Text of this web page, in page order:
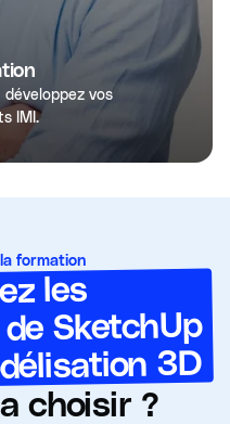
vos
IMI.
formation
les
SketchUp
3D
choisir ?